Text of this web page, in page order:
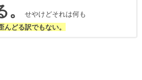
せやけどそれは何も
んどる訳でもない。